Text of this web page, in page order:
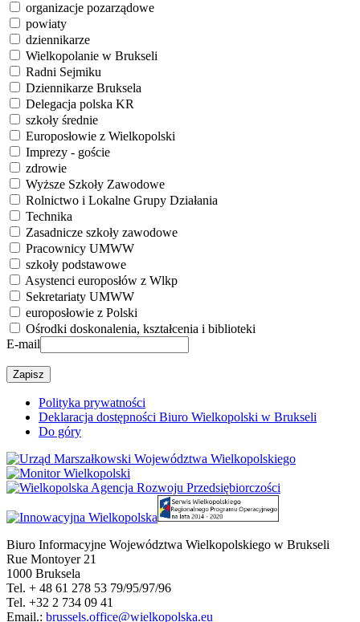
organizacje pozarządowe
powiaty
dziennikarze
Wielkopolanie w Brukseli
Radni Sejmiku
Dziennikarze Bruksela
Delegacja polska KR
szkoły średnie
Europosłowie z Wielkopolski
Imprezy - goście
zdrowie
Wyższe Szkoły Zawodowe
Rolnictwo i Lokalne Grupy Działania
Technika
Zasadnicze szkoły zawodowe
Pracownicy UMWW
szkoły podstawowe
Asystenci europosłów z Wlkp
Sekretariaty UMWW
europosłowie z Polski
Ośrodki doskonalenia, kształcenia i biblioteki
E-mail
Polityka prywatności
Deklaracja dostępności Biuro Wielkopolski w Brukseli
Do góry
Biuro Informacyjne Województwa Wielkopolskiego w Brukseli
Rue Montoyer 21
1000 Bruksela
Tel. + 48 61 278 53 79/95/97/96
Tel. +32 2 734 09 41
Email.: brussels.office@wielkopolska.eu